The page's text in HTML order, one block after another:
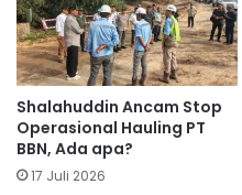
Shalahuddin Ancam Stop
Operasional Hauling PT
BBN, Ada apa?
17 Juli 2026